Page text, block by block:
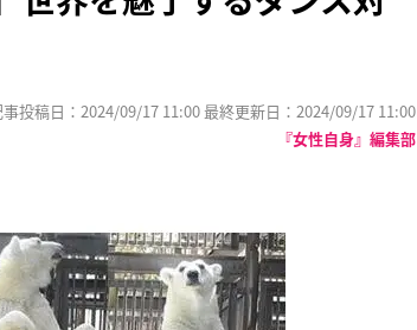
投稿日：2024/09/17 11:00 最終更新日：2024/09/17 11:00
『女性自身』編集部